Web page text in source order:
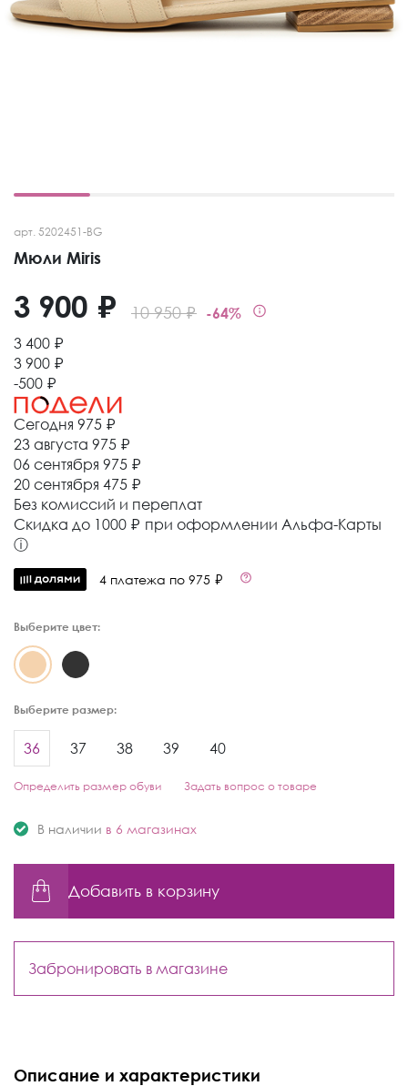
арт. 5202451-BG
Мюли Miris
10 950 ₽ -64%
3 900 ₽
3 400 ₽
3 900 ₽
-500 ₽
Сегодня 975 ₽
23 августа 975 ₽
06 сентября 975 ₽
20 сентября 475 ₽
Без комиссий и переплат
Cкидка до 1000 ₽ при оформлении Альфа-Карты
ⓘ
4 платежа по 975 ₽
Выберите цвет:
Выберите размер:
36 37 38 39 40
Определить размер обуви Задать вопрос о товаре
В наличии в 6 магазинах
Добавить в корзину
Забронировать в магазине
Описание и характеристики